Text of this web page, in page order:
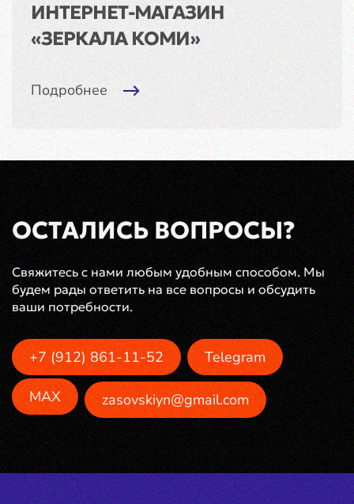
ИНТЕРНЕТ-МАГАЗИН
«ЗЕРКАЛА КОМИ»
Подробнее
ОСТАЛИСЬ ВОПРОСЫ?
Свяжитесь с нами любым удобным способом. Мы
будем рады ответить на все вопросы и обсудить
ваши потребности.
+7 (912) 861-11-52 Telegram
MAX zasovskiyn@gmail.com